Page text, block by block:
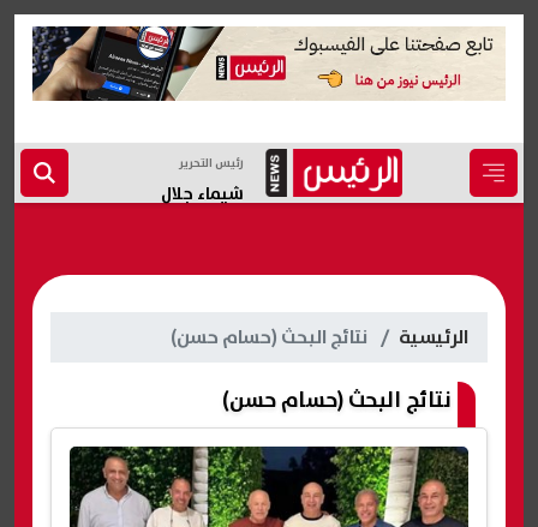
رئيس التحرير
شيماء جلال
الرئيسية نتائج البحث (حسام حسن)
نتائج البحث (حسام حسن)